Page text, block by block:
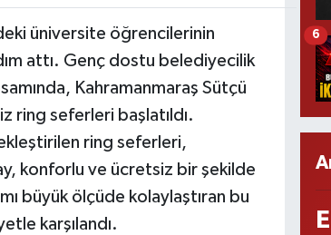
üniversite öğrencilerinin
attı. Genç dostu belediyecilik
Kahramanmaraş Sütçü
ring seferleri başlatıldı.
ring seferleri,
konforlu ve ücretsiz bir şekilde
büyük ölçüde kolaylaştıran bu
karşılandı.
6